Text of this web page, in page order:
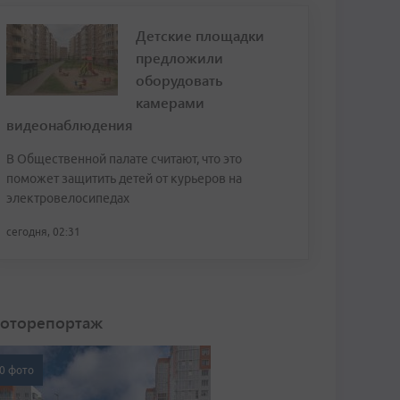
Детские площадки
предложили
оборудовать
камерами
видеонаблюдения
В Общественной палате считают, что это
поможет защитить детей от курьеров на
электровелосипедах
сегодня, 02:31
фото